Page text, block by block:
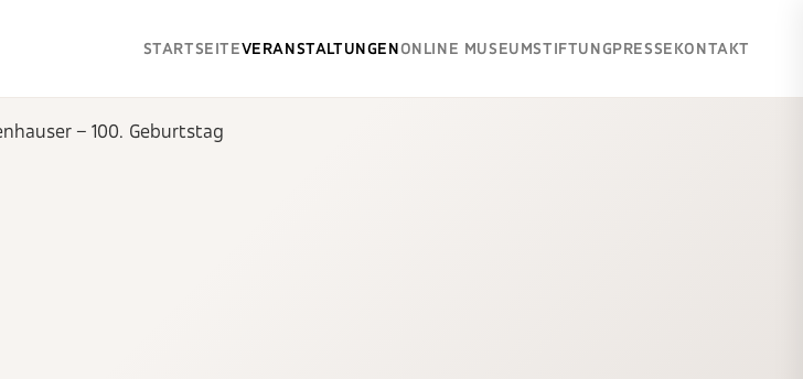
STARTSEITEVERANSTALTUNGEN ONLINE MUSEUMSTIFTUNG PRESSE KONTAKT